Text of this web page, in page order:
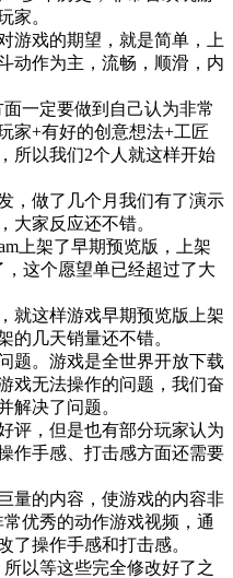
家。
游戏的期望，就是简单，上
动作为主，流畅，顺滑，内
一定要做到自己认为非常
家+有好的创意想法+工匠
所以我们2个人就这样开始
，做了几个月我们有了演示
大家反应还不错。
上架了早期预览版，上架
这个愿望单已经超过了大
就这样游戏早期预览版上架
的几天销量还不错。
题。游戏是全世界开放下载
戏无法操作的问题，我们奋
解决了问题。
评，但是也有部分玩家认为
作手感、打击感方面还需要
量的内容，使游戏的内容非
优秀的动作游戏视频，通
了操作手感和打击感。
所以等这些完全修改好了之